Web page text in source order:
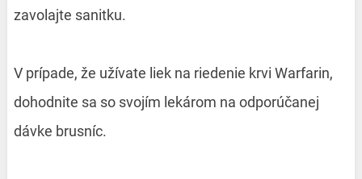
zavolajte sanitku.
V prípade, že užívate liek na riedenie krvi Warfarin,
dohodnite sa so svojím lekárom na odporúčanej
dávke brusníc.